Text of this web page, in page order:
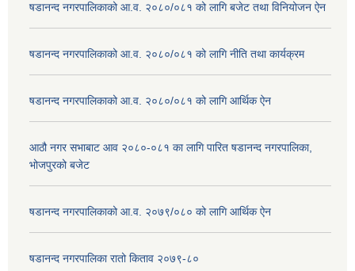
षडानन्द नगरपालिकाको आ.व. २०८०/०८१ को लागि बजेट तथा विनियोजन ऐन
षडानन्द नगरपालिकाको आ.व. २०८०/०८१ को लागि नीति तथा कार्यक्रम
षडानन्द नगरपालिकाको आ.व. २०८०/०८१ को लागि आर्थिक ऐन
आठौ नगर सभाबाट आव २०८०-०८१ का लागि पारित षडानन्द नगरपालिका,
भोजपुरको बजेट
षडानन्द नगरपालिकाको आ.व. २०७९/०८० को लागि आर्थिक ऐन
षडानन्द नगरपालिका रातो किताव २०७९-८०